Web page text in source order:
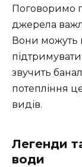
Поговоримо
джерела
Вони можуть
звучить
потепління
видів.
Легенди
води